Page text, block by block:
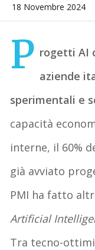
18 Novembre 2024
P rogetti AI
aziende
sperimentali e
capacità
interne, il 60%
già avviato
PMI ha fatto
Artificial
Tra tecno-